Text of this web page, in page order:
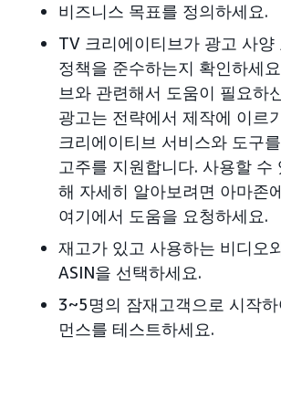
비즈니스 목표를 정의하세요.
TV 크리에이티브가 광고 사양
정책을 준수하는지 확인하세
브와 관련해서 도움이 필요하
광고는 전략에서 제작에 이르
크리에이티브 서비스와 도구
고주를 지원합니다. 사용할 수
해 자세히 알아보려면 아마존
여기에서 도움을 요청하세요.
재고가 있고 사용하는 비디오
ASIN을 선택하세요.
3~5명의 잠재고객으로 시작
먼스를 테스트하세요.